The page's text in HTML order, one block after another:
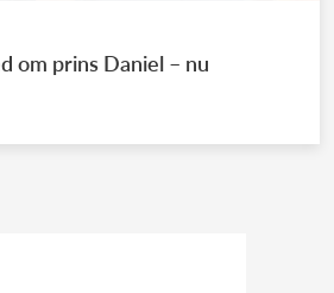
om prins Daniel – nu